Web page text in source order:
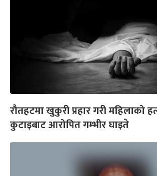
रौतहटमा खुकुरी प्रहार गरी महिलाको
कुटाइबाट आरोपित गम्भीर घाइते